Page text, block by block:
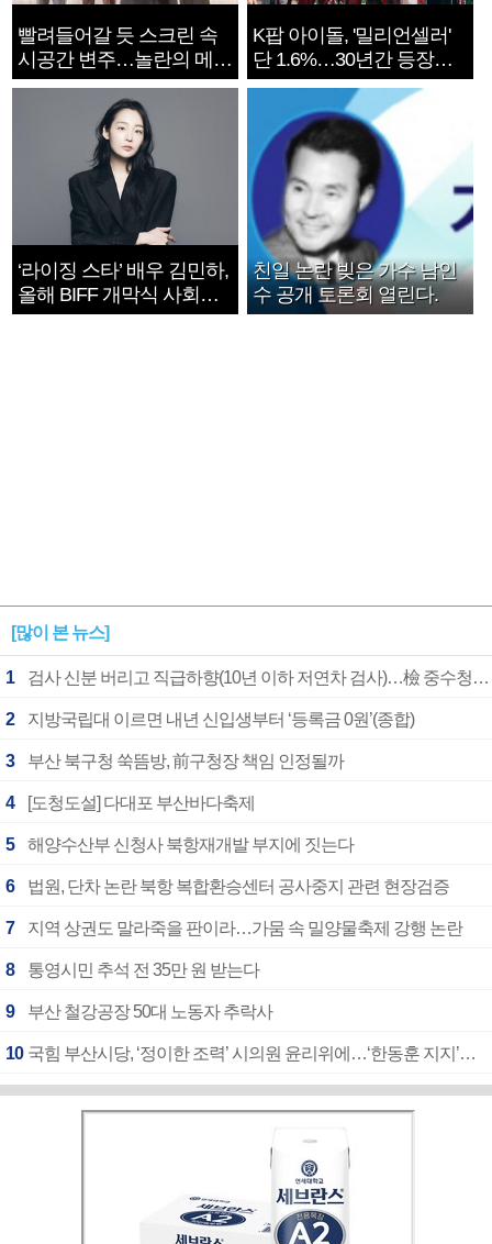
빨려들어갈 듯 스크린 속
시공간 변주…놀란의 메시
지는 ‘전쟁 속죄’
K팝 아이돌, '밀리언셀러'
단 1.6%…30년간 등장
1182개팀 전수조사
‘라이징 스타’ 배우 김민하,
올해 BIFF 개막식 사회자
확정
친일 논란 빚은 가수 남인
수 공개 토론회 열린다.
[많이 본 뉴스]
1 검사 신분 버리고 직급하향(10년 이하 저연차 검사)…檢 중수청행 기피
2 지방국립대 이르면 내년 신입생부터 ‘등록금 0원’(종합)
3 부산 북구청 쑥뜸방, 前구청장 책임 인정될까
4 [도청도설] 다대포 부산바다축제
5 해양수산부 신청사 북항재개발 부지에 짓는다
6 법원, 단차 논란 북항 복합환승센터 공사중지 관련 현장검증
7 지역 상권도 말라죽을 판이라…가뭄 속 밀양물축제 강행 논란
8 통영시민 추석 전 35만 원 받는다
9 부산 철강공장 50대 노동자 추락사
10 국힘 부산시당, ‘정이한 조력’ 시의원 윤리위에…‘한동훈 지지’도 신고접수